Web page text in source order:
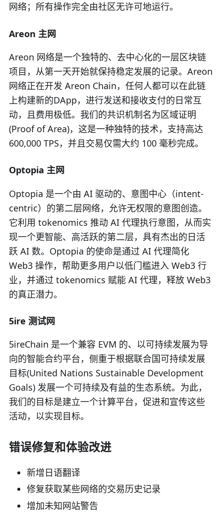
网络；所有操作完全由社区无许可地运行。
Areon 主网
Areon 网络是一个独特的、去中心化的一层区块链
项目，从第一天开始就保持稳定发展的记录。Areon
网络正在开发 Areon Chain，任何人都可以在此链
上构建新的DApp，进行发送和接收支付的日常互
动，且费用极低。我们的共识机制名为区域证明
(Proof of Area)，这是一种独特的技术，支持高达
600,000 TPS，并且交易仅需大约 100 毫秒完成。
Optopia 主网
Optopia 是一个由 AI 驱动的、意图中心（intent-
centric）的第二层网络，允许无权限的意图创造。
它利用 tokenomics 推动 AI 代理执行意图，从而实
现一个更智能、高活跃的第二层，具有杰出的日活
跃 AI 数。Optopia 的使命是通过 AI 代理简化
Web3 操作，帮助更多用户以低门槛进入 Web3 行
业，并通过 tokenomics 赋能 AI 代理，释放 Web3
的真正潜力。
5ire 测试网
5ireChain 是一个兼容 EVM 的、以可持续发展为导
向的智能合约平台，侧重于根据联合国可持续发展
目标(United Nations Sustainable Development
Goals) 发展一个可持续及有益的生态系统。为此，
我们的目标是建立一个计算平台，促进和宣传这些
活动，以实现目标。
错误修复和体验改进
新增日语翻译
修复获取某些网络的交易历史记录
增加未知网站警告